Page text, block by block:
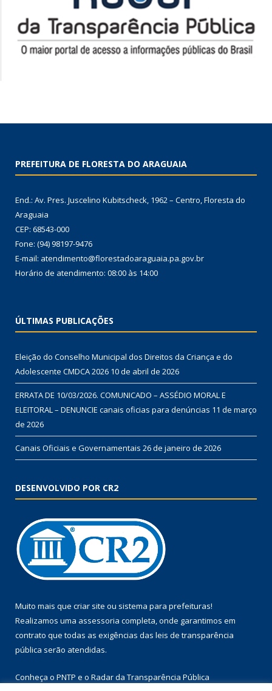
PREFEITURA DE FLORESTA DO ARAGUAIA
End.: Av. Pres. Juscelino Kubitscheck, 1962 – Centro, Floresta do
Araguaia
CEP: 68543-000
Fone: (94) 98197-9476
E-mail: atendimento@florestadoaraguaia.pa.gov.br
Horário de atendimento: 08:00 às 14:00
ÚLTIMAS PUBLICAÇÕES
Eleição do Conselho Municipal dos Direitos da Criança e do
Adolescente CMDCA 2026 10 de abril de 2026
ERRATA DE 10/03/2026. COMUNICADO – ASSÉDIO MORAL E
ELEITORAL – DENUNCIE canais oficias para denúncias 11 de março
de 2026
Canais Oficiais e Governamentais 26 de janeiro de 2026
DESENVOLVIDO POR CR2
Muito mais que criar site ou sistema para prefeituras!
Realizamos uma assessoria completa, onde garantimos em
contrato que todas as exigências das leis de transparência
pública serão atendidas.
Conheça o PNTP e o Radar da Transparência Pública